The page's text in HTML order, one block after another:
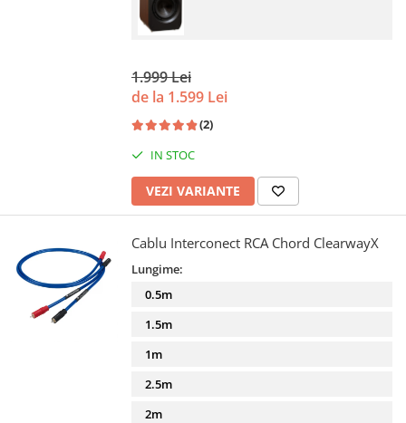
1.999 Lei
de la 1.599 Lei
(2)
IN STOC
VEZI VARIANTE
Cablu Interconect RCA Chord ClearwayX
Lungime:
0.5m
1.5m
1m
2.5m
2m